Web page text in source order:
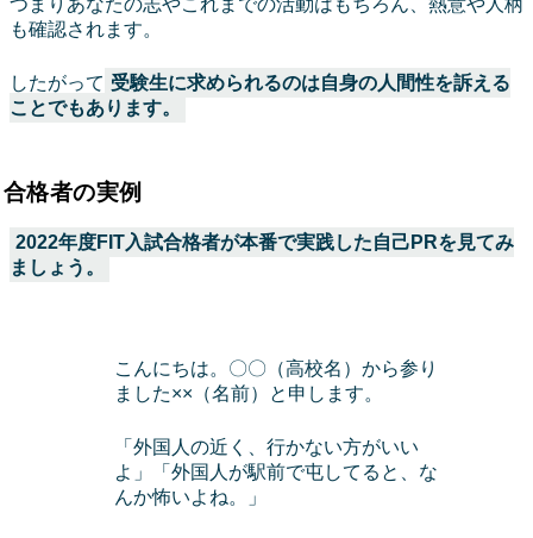
つまりあなたの志やこれまでの活動はもちろん、熱意や人柄
も確認されます。
したがって 受験生に求められるのは自身の人間性を訴える
ことでもあります。
合格者の実例
2022年度FIT入試合格者が本番で実践した自己PRを見てみ
ましょう。
こんにちは。〇〇（高校名）から参り
ました××（名前）と申します。
「外国人の近く、行かない方がいい
よ」「外国人が駅前で屯してると、な
んか怖いよね。」